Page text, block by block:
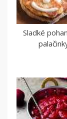
Sladké